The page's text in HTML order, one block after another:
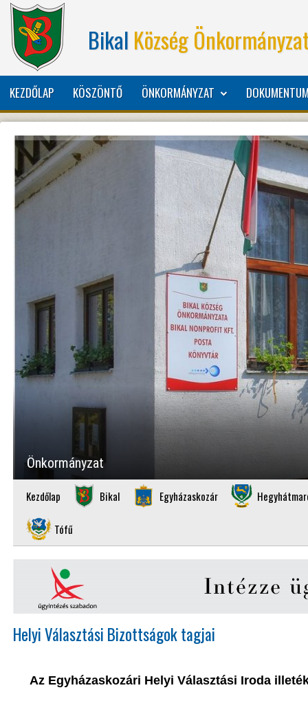
Bikal Község
KEZDŐLAP KÖSZÖNTŐ ÖNKORMÁNYZAT
Önkormányzat
Kezdőlap Bikal Egyházaskozár
Tófű
Helyi Választási Bizottságok tagjai
Az Egyházaskozári Helyi Választási Iroda